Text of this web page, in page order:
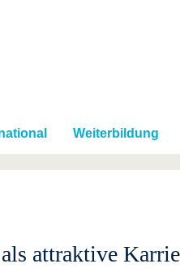
Weiterbildung
attraktive